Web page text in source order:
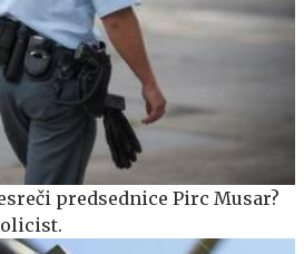
predsednice Pirc Musar?